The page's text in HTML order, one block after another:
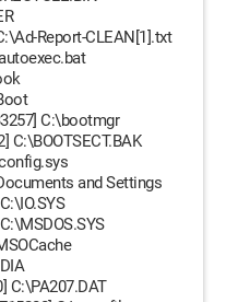
Report-CLEAN[1].txt
C:\bootmgr
C:\BOOTSECT.BAK
and Settings
C:\PA207.DAT